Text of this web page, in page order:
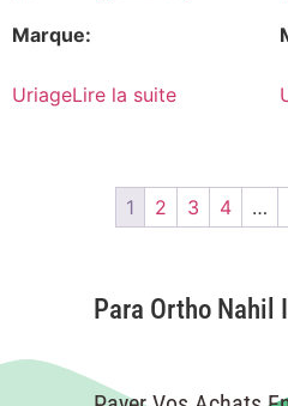
Marque:
UriageLire la suite
1 2 3 4 …
Para Ortho Nahil